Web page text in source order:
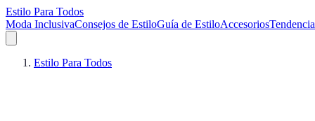
Estilo Para Todos
Moda InclusivaConsejos de EstiloGuía de EstiloAccesorios
Estilo Para Todos